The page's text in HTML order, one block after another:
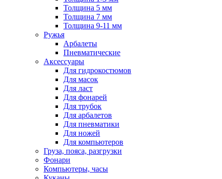
Толщина 5 мм
Толщина 7 мм
Толщина 9-11 мм
Ружья
Арбалеты
Пневматические
Аксессуары
Для гидрокостюмов
Для масок
Для ласт
Для фонарей
Для трубок
Для арбалетов
Для пневматики
Для ножей
Для компьютеров
Груза, пояса, разгрузки
Фонари
Компьютеры, часы